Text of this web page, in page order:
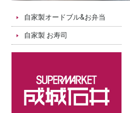
自家製オードブル&お弁当
自家製 お寿司